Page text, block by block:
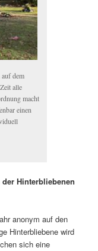
dem
alle
macht
einen
Hinterbliebenen
anonym auf den
Hinterbliebene wird
sich eine